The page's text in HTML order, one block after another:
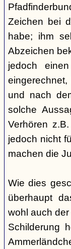
Zeichen bei
habe; ihm
Abzeichen
jedoch
und nach
solche
Verhören
jedoch nicht
machen die
Wie dies
überhaupt
wohl auch
Schilderung